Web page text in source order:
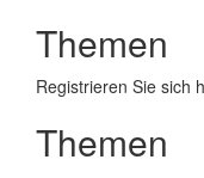
Themen
Registrieren Sie sich
Themen